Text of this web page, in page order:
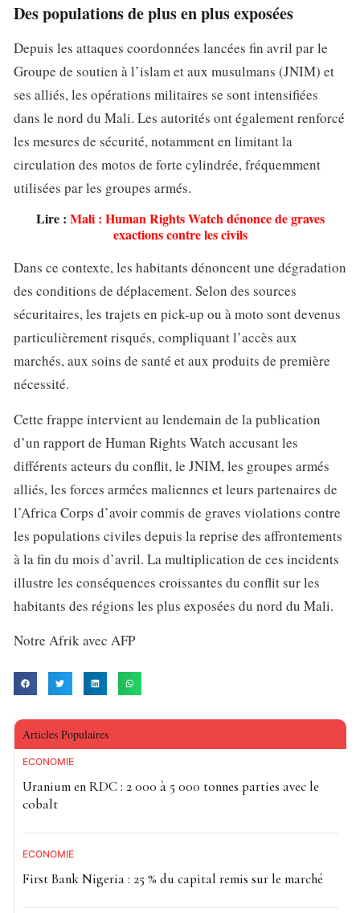
Des populations de plus en plus exposées
Depuis les attaques coordonnées lancées fin avril par le
Groupe de soutien à l’islam et aux musulmans (JNIM) et
ses alliés, les opérations militaires se sont intensifiées
dans le nord du Mali. Les autorités ont également renforcé
les mesures de sécurité, notamment en limitant la
circulation des motos de forte cylindrée, fréquemment
utilisées par les groupes armés.
Lire : Mali : Human Rights Watch dénonce de graves
exactions contre les civils
Dans ce contexte, les habitants dénoncent une dégradation
des conditions de déplacement. Selon des sources
sécuritaires, les trajets en pick-up ou à moto sont devenus
particulièrement risqués, compliquant l’accès aux
marchés, aux soins de santé et aux produits de première
nécessité.
Cette frappe intervient au lendemain de la publication
d’un rapport de Human Rights Watch accusant les
différents acteurs du conflit, le JNIM, les groupes armés
alliés, les forces armées maliennes et leurs partenaires de
l’Africa Corps d’avoir commis de graves violations contre
les populations civiles depuis la reprise des affrontements
à la fin du mois d’avril. La multiplication de ces incidents
illustre les conséquences croissantes du conflit sur les
habitants des régions les plus exposées du nord du Mali.
Notre Afrik avec AFP
Articles Populaires
ECONOMIE
Uranium en RDC : 2 000 à 5 000 tonnes parties avec le
cobalt
ECONOMIE
First Bank Nigeria : 25 % du capital remis sur le marché